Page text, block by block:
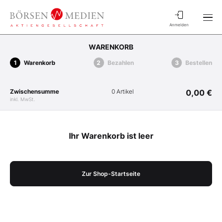
Anmelden
WARENKORB
Warenkorb Bezahlen Bestellen
Zwischensumme
inkl. MwSt.
0 Artikel 0,00 €
Ihr Warenkorb ist leer
Zur Shop-Startseite